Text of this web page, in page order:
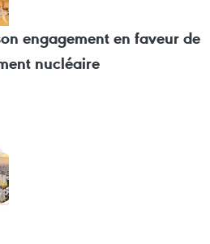
engagement en faveur de
nucléaire